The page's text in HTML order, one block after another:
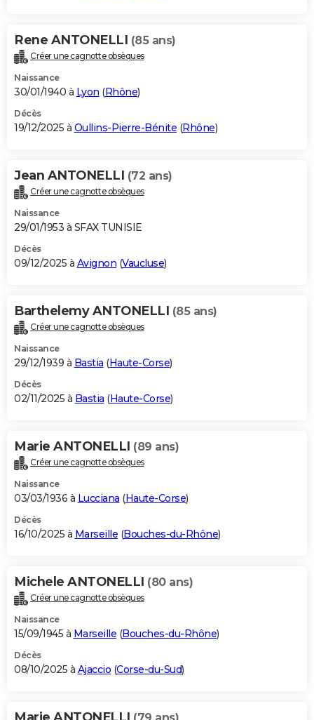
Rene ANTONELLI (85 ans)
Créer une cagnotte obsèques
Naissance
30/01/1940 à Lyon (Rhône)
Décès
19/12/2025 à Oullins-Pierre-Bénite (Rhône)
Jean ANTONELLI (72 ans)
Créer une cagnotte obsèques
Naissance
29/01/1953 à SFAX TUNISIE
Décès
09/12/2025 à Avignon (Vaucluse)
Barthelemy ANTONELLI (85 ans)
Créer une cagnotte obsèques
Naissance
29/12/1939 à Bastia (Haute-Corse)
Décès
02/11/2025 à Bastia (Haute-Corse)
Marie ANTONELLI (89 ans)
Créer une cagnotte obsèques
Naissance
03/03/1936 à Lucciana (Haute-Corse)
Décès
16/10/2025 à Marseille (Bouches-du-Rhône)
Michele ANTONELLI (80 ans)
Créer une cagnotte obsèques
Naissance
15/09/1945 à Marseille (Bouches-du-Rhône)
Décès
08/10/2025 à Ajaccio (Corse-du-Sud)
Marie ANTONELLI (79 ans)